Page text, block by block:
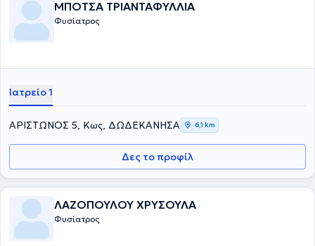
ΜΠΟΤΣΑ ΤΡΙΑΝΤΑΦΥΛΛΙΑ
Φυσίατρος
Ιατρείο 1
ΑΡΙΣΤΩΝΟΣ 5, Κως, ΔΩΔΕΚΑΝΗΣΑ 6,1 km
Δες το προφίλ
ΛΑΖΟΠΟΥΛΟΥ ΧΡΥΣΟΥΛΑ
Φυσίατρος